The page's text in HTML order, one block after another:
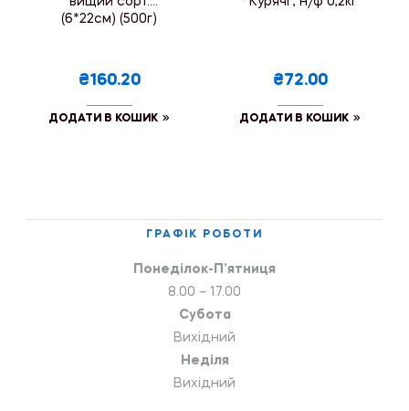
(6*22см) (500г)
₴160.20
ДОДАТИ В КОШИК
₴72.00
ДОДАТИ В КОШИК
ГРАФІК РОБОТИ
Понеділок-П’ятниця
8.00 – 17.00
Субота
Вихідний
Неділя
Вихідний